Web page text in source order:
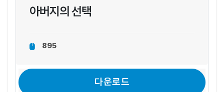
아버지의 선택
895
다운로드